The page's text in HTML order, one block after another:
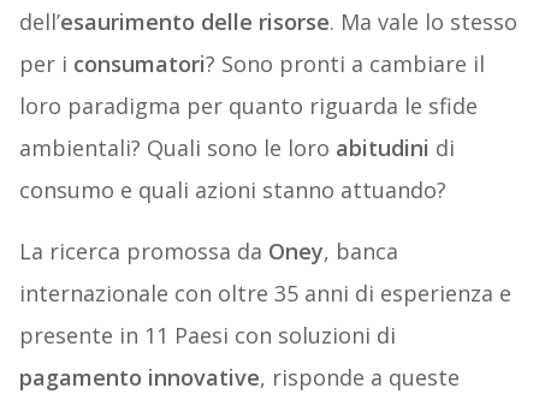
dell’esaurimento delle risorse. Ma vale lo stesso
per i consumatori? Sono pronti a cambiare il
loro paradigma per quanto riguarda le sfide
ambientali? Quali sono le loro abitudini di
consumo e quali azioni stanno attuando?
La ricerca promossa da Oney, banca
internazionale con oltre 35 anni di esperienza e
presente in 11 Paesi con soluzioni di
pagamento innovative, risponde a queste